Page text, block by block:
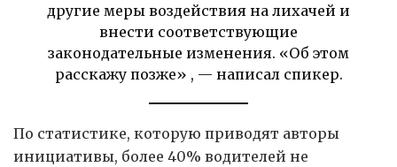
другие меры воздействия на лихачей и
внести соответствующие
законодательные изменения. «Об этом
расскажу позже» , — написал спикер.
По статистике, которую приводят авторы
инициативы, более 40% водителей не